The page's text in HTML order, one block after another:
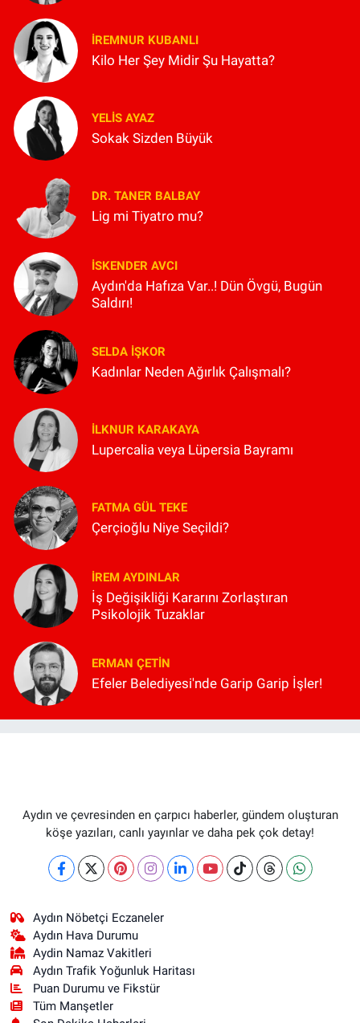
İREMNUR KUBANLI
Kilo Her Şey Midir Şu Hayatta?
YELIS AYAZ
Sokak Sizden Büyük
DR. TANER BALBAY
Lig mi Tiyatro mu?
İSKENDER AVCI
Aydın'da Hafıza Var..! Dün Övgü, Bugün
Saldırı!
SELDA İŞKOR
Kadınlar Neden Ağırlık Çalışmalı?
İLKNUR KARAKAYA
Lupercalia veya Lüpersia Bayramı
FATMA GÜL TEKE
Çerçioğlu Niye Seçildi?
İREM AYDINLAR
İş Değişikliği Kararını Zorlaştıran
Psikolojik Tuzaklar
ERMAN ÇETIN
Efeler Belediyesi'nde Garip Garip İşler!
Aydın ve çevresinden en çarpıcı haberler, gündem oluşturan
köşe yazıları, canlı yayınlar ve daha pek çok detay!
Aydın Nöbetçi Eczaneler
Aydın Hava Durumu
Aydin Namaz Vakitleri
Aydın Trafik Yoğunluk Haritası
Puan Durumu ve Fikstür
Tüm Manşetler